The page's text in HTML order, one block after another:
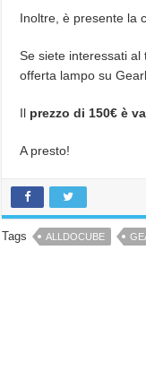
Inoltre, è presente la
Se siete interessati al
offerta lampo su
Il prezzo di 150€ è
A presto!
Tags ALLDOCUBE